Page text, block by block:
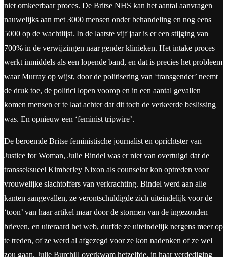
niet omkeerbaar proces. De Britse NHS kan het aantal aanvragen
nauwelijks aan met 3000 mensen onder behandeling en nog eens
5000 op de wachtlijst. In de laatste vijf jaar is er een stijging van
700% in de verwijzingen naar gender klinieken. Het intake proces
werkt inmiddels als een lopende band, en dat is precies het probleem
waar Murray op wijst, door de politisering van ‘transgender’ neemt
de druk toe, de politici lopen voorop en in een aantal gevallen
komen mensen er te laat achter dat dit toch de verkeerde beslissing
was. En opnieuw een ‘feminist tripwire’.
De beroemde Britse feministische journalist en oprichtster van
Justice for Woman, Julie Bindel was er niet van overtuigd dat de
transseksueel Kimberley Nixon als counselor kon optreden voor
vrouwelijke slachtoffers van verkrachting. Bindel werd aan alle
kanten aangevallen, ze verontschuldigde zich uiteindelijk voor de
‘toon’ van haar artikel maar door de stormen van de ingezonden
brieven, en uiteraard het web, durfde ze uiteindelijk nergens meer op
te treden, of ze werd al afgezegd voor ze kon nadenken of ze wel
zou gaan. Julie Burchill overkwam hetzelfde, in haar verdediging